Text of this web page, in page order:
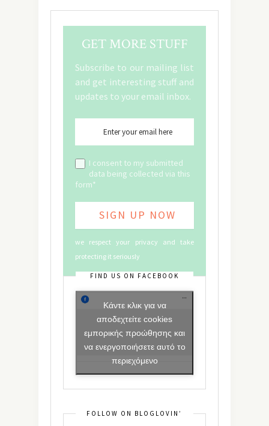
GET MORE STUFF
Subscribe to our mailing list
and get interesting stuff and
updates to your email inbox.
I consent to my submitted
data being collected via this
form*
we respect your privacy and take
protecting it seriously
FIND US ON FACEBOOK
Κάντε κλικ για να
αποδεχτείτε cookies
εμπορικής προώθησης και
να ενεργοποιήσετε αυτό το
περιεχόμενο
FOLLOW ON BLOGLOVIN’